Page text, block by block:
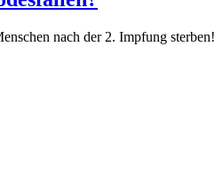
nach der 2. Impfung sterben!